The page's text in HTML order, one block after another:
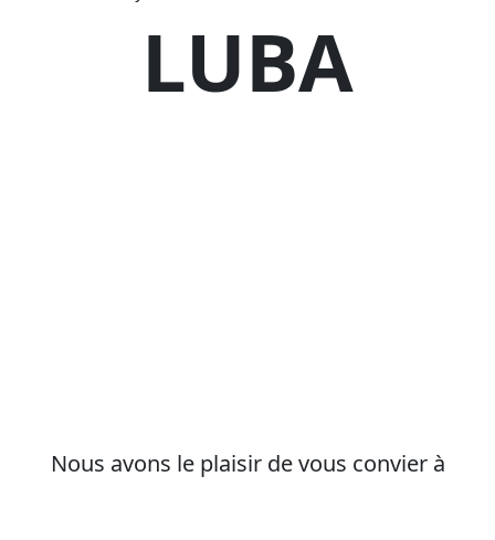
LUBA
Nous avons le plaisir de vous convier à